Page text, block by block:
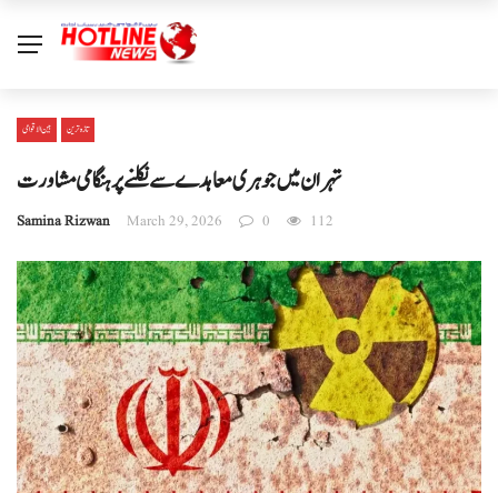
بین الا قوامی تازہ ترین
تہران میں جوہری معاہدے سے نکلنے پر ہنگامی مشاورت
Samina Rizwan March 29, 2026 0 112